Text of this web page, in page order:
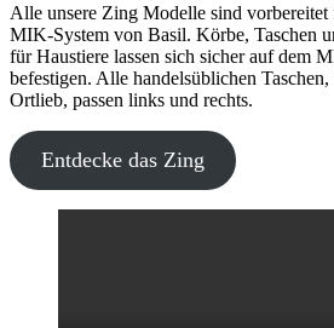
Alle unsere Zing Modelle sind vorbereitet
MIK-System von Basil. Körbe, Taschen
für Haustiere lassen sich sicher auf dem
befestigen. Alle handelsüblichen
Ortlieb, passen links und rechts.
Entdecke das Zing